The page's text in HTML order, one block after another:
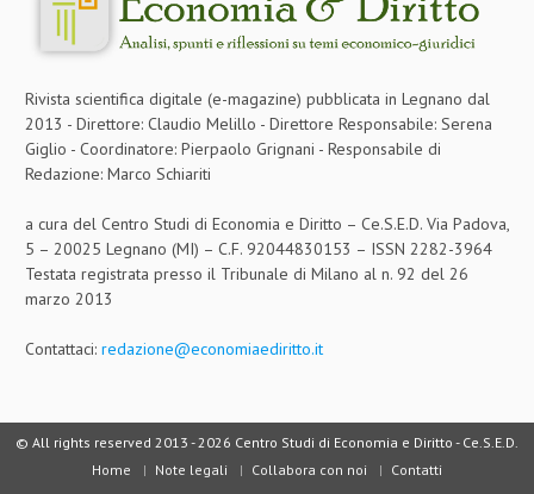
Rivista scientifica digitale (e-magazine) pubblicata in Legnano dal
2013 - Direttore: Claudio Melillo - Direttore Responsabile: Serena
Giglio - Coordinatore: Pierpaolo Grignani - Responsabile di
Redazione: Marco Schiariti
a cura del Centro Studi di Economia e Diritto – Ce.S.E.D. Via Padova,
5 – 20025 Legnano (MI) – C.F. 92044830153 – ISSN 2282-3964
Testata registrata presso il Tribunale di Milano al n. 92 del 26
marzo 2013
Contattaci: redazione@economiaediritto.it
© All rights reserved 2013 - 2026 Centro Studi di Economia e Diritto - Ce.S.E.D.
Home
Note legali Collabora con noi Contatti